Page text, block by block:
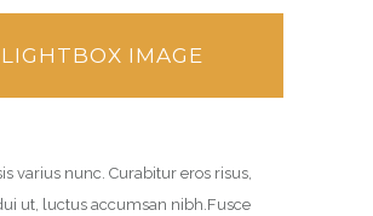
LIGHTBOX IMAGE
varius nunc. Curabitur eros risus,
ut, luctus accumsan nibh.Fusce